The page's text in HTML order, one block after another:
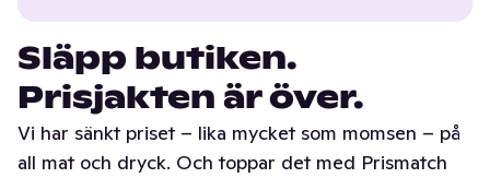
Släpp butiken.
Prisjakten är över.
Vi har sänkt priset – lika mycket som momsen – på
all mat och dryck. Och toppar det med Prismatch